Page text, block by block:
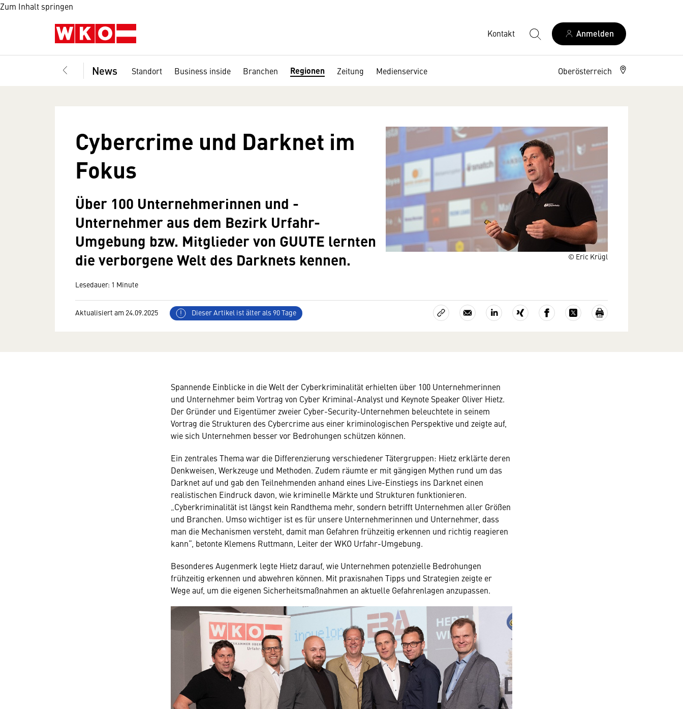
Zum Inhalt springen
Kontakt Anmelden
News Standort Business inside Branchen Regionen Zeitung Medienservice Oberösterreich
© Eric Krügl
Cybercrime und Darknet im
Fokus
Über 100 Unternehmerinnen und -
Unternehmer aus dem Bezirk Urfahr-
Umgebung bzw. Mitglieder von GUUTE lernten
die verborgene Welt des Darknets kennen.
Lesedauer: 1 Minute
Aktualisiert am 24.09.2025 Dieser Artikel ist älter als 90 Tage
Spannende Einblicke in die Welt der Cyberkriminalität erhielten über 100 Unternehmerinnen
und Unternehmer beim Vortrag von Cyber Kriminal-Analyst und Keynote Speaker Oliver Hietz.
Der Gründer und Eigentümer zweier Cyber-Security-Unternehmen beleuchtete in seinem
Vortrag die Strukturen des Cybercrime aus einer kriminologischen Perspektive und zeigte auf,
wie sich Unternehmen besser vor Bedrohungen schützen können.
Ein zentrales Thema war die Differenzierung verschiedener Tätergruppen: Hietz erklärte deren
Denkweisen, Werkzeuge und Methoden. Zudem räumte er mit gängigen Mythen rund um das
Darknet auf und gab den Teilnehmenden anhand eines Live-Einstiegs ins Darknet einen
realistischen Eindruck davon, wie kriminelle Märkte und Strukturen funktionieren.
„Cyberkriminalität ist längst kein Randthema mehr, sondern betrifft Unternehmen aller Größen
und Branchen. Umso wichtiger ist es für unsere Unternehmerinnen und Unternehmer, dass
man die Mechanismen versteht, damit man Gefahren frühzeitig erkennen und richtig reagieren
kann“, betonte Klemens Ruttmann, Leiter der WKO Urfahr-Umgebung.
Besonderes Augenmerk legte Hietz darauf, wie Unternehmen potenzielle Bedrohungen
frühzeitig erkennen und abwehren können. Mit praxisnahen Tipps und Strategien zeigte er
Wege auf, um die eigenen Sicherheitsmaßnahmen an aktuelle Gefahrenlagen anzupassen.